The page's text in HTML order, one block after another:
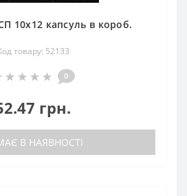
10х12 капсуль в короб.
товару: 52133
0
грн.
В НАЯВНОСТІ